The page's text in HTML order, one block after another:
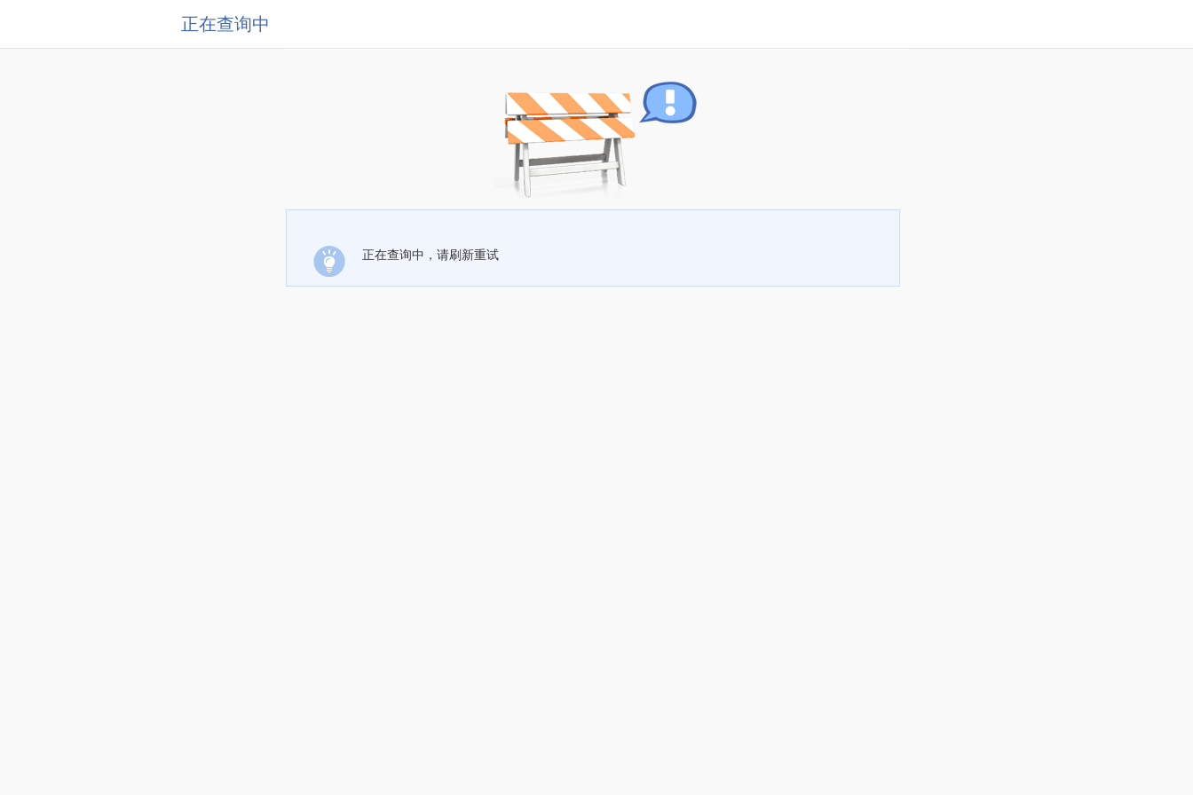
正在查询中
正在查询中，请刷新重试